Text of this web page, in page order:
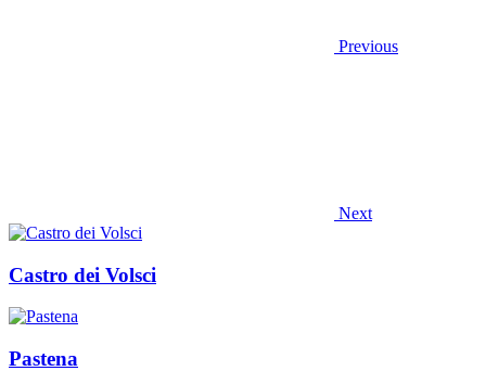
Previous
Next
Castro dei Volsci
Pastena